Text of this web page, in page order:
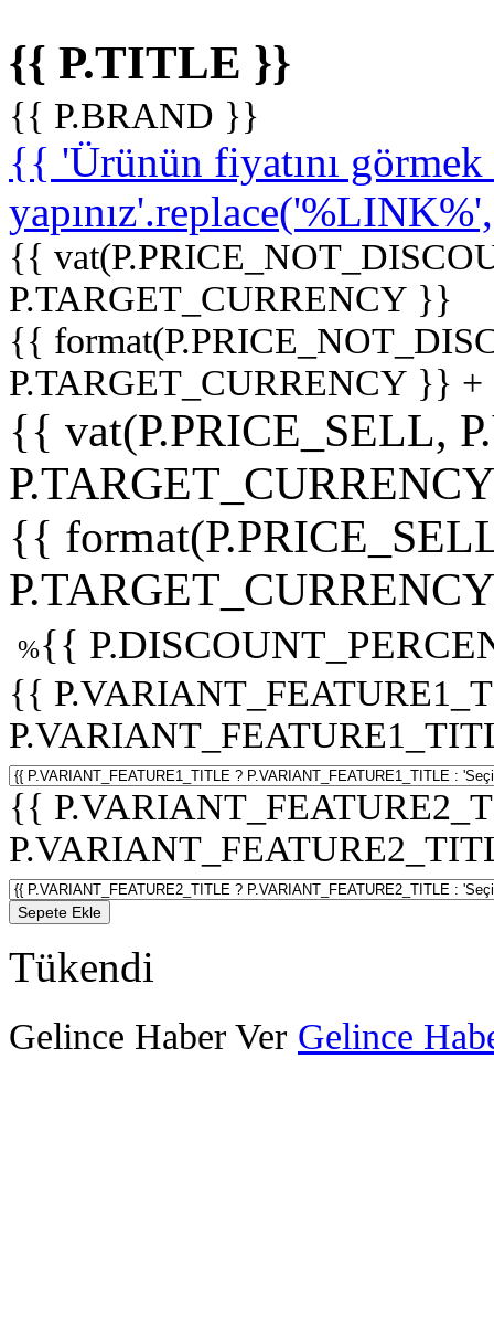
{{ P.TITLE }}
{{ P.BRAND }}
{{ 'Ürünün fiyatını
{{
P.TARGET_CURRENCY }}
{{
P.TARGET_CURRENCY }}
{{ vat(P.PRICE_SELL,
{{
%{{
{{
{{
Sepete Ekle
Tükendi
Gelince Haber Ver Gelince